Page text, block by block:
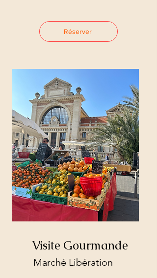
Visite Gourmande
Marché Libération
Réserver